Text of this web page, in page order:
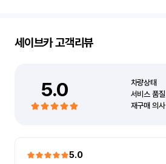
세이브카고객리뷰
5.0 차량상태
서비스 품질
재구매 의사
5.0